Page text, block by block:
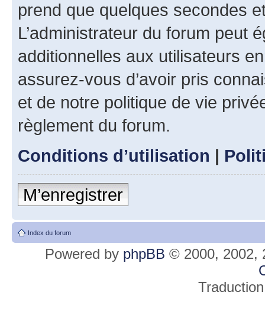
prend que quelques secondes
L’administrateur du forum peut
additionnelles aux utilisateurs
assurez-vous d’avoir pris
et de notre politique de vie
règlement du forum.
Conditions d’utilisation |
M’enregistrer
Index du forum
Powered by phpBB © 2000, 2002,